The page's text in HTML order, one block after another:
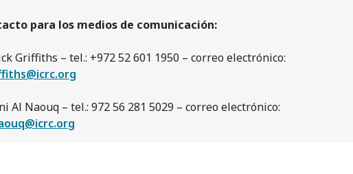
para los medios de comunicación:
Griffiths – tel.: +972 52 601 1950 – correo electrónico:
Al Naouq – tel.: 972 56 281 5029 – correo electrónico: